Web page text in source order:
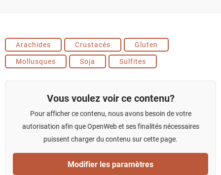
Arachides Crustacés
Gluten
Mollusques
Soja Sulfites
Vous voulez voir ce contenu?
Pour afficher ce contenu, nous avons besoin de votre
autorisation afin que OpenWeb et ses finalités nécessaires
puissent charger du contenu sur cette page.
Modifier les paramètres